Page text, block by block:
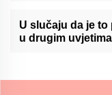
organiziranje
kategoriziraju i
U slučaju da je
u drugim
vlažnosti može utjecati